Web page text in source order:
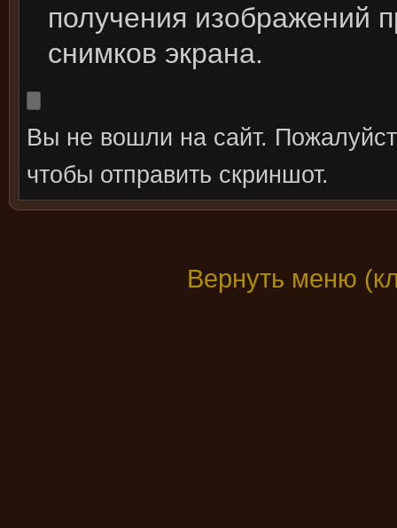
получения изображений
снимков экрана.
Вы не вошли на сайт.
чтобы отправить скриншот.
Вернуть меню